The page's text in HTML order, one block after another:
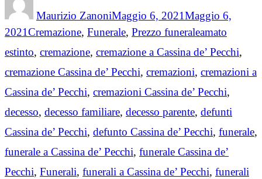
Maurizio Zanoni
on
Maggio 6, 2021Maggio 6,
2021Categories
Cremazione, Funerale, Prezzo funeraleTags
amato
estinto, cremazione, cremazione a Cassina de’ Pecchi,
cremazione Cassina de’ Pecchi, cremazioni, cremazioni a
Cassina de’ Pecchi, cremazioni Cassina de’ Pecchi,
decesso, decesso familiare, decesso parente, defunti
Cassina de’ Pecchi, defunto Cassina de’ Pecchi, funerale,
funerale a Cassina de’ Pecchi, funerale Cassina de’
Pecchi, Funerali, funerali a Cassina de’ Pecchi, funerali